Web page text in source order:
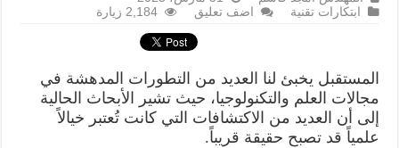
ابتكارات تقنية
اضف تعليق 2,184 زيارة
المستقبل يخبئ لنا العديد من التطورات المدهشة في
مجالات العلم والتكنولوجيا، حيث تشير الأبحاث الحالية
إلى أن العديد من الاكتشافات التي كانت تُعتبر خيالاً
علمياً قد تصبح حقيقة قريباً.